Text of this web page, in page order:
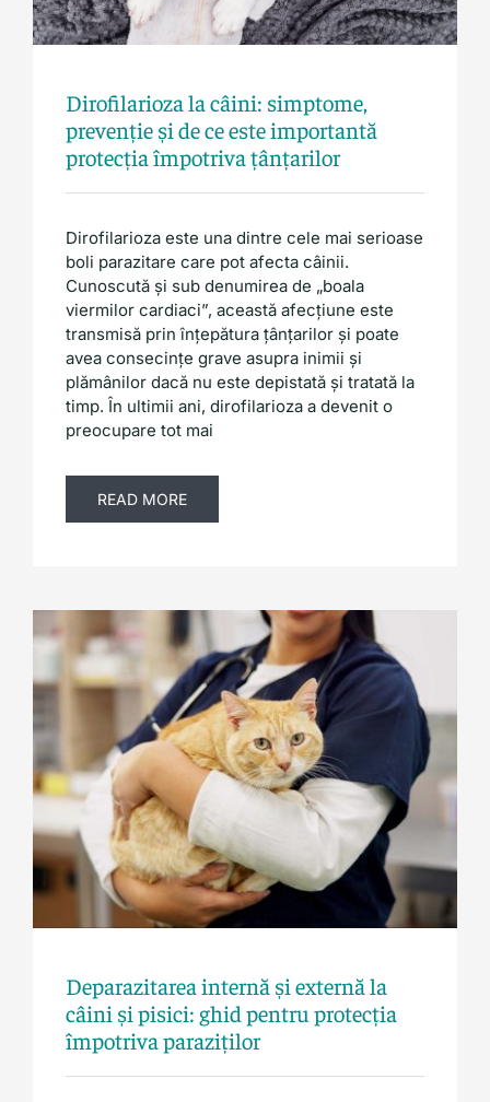
Dirofilarioza la câini: simptome,
prevenție și de ce este importantă
protecția împotriva țânțarilor
Dirofilarioza este una dintre cele mai serioase
boli parazitare care pot afecta câinii.
Cunoscută și sub denumirea de „boala
viermilor cardiaci”, această afecțiune este
transmisă prin înțepătura țânțarilor și poate
avea consecințe grave asupra inimii și
plămânilor dacă nu este depistată și tratată la
timp. În ultimii ani, dirofilarioza a devenit o
preocupare tot mai
READ MORE
Uncategorized
Deparazitarea internă și externă la
câini și pisici: ghid pentru protecția
împotriva paraziților